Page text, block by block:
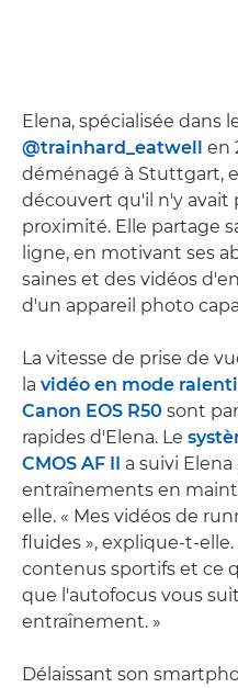
Elena, spécialisée dans
@trainhard_eatwell en
déménagé à Stuttgart,
découvert qu'il n'y avait
proximité. Elle partage
ligne, en motivant ses
saines et des vidéos
d'un appareil photo
La vitesse de prise de
la vidéo en mode ralenti
Canon EOS R50 sont
rapides d'Elena. Le
CMOS AF II a suivi
entraînements en
elle. « Mes vidéos de
fluides », explique-t-
contenus sportifs et ce
que l'autofocus vous
entraînement. »
Délaissant son